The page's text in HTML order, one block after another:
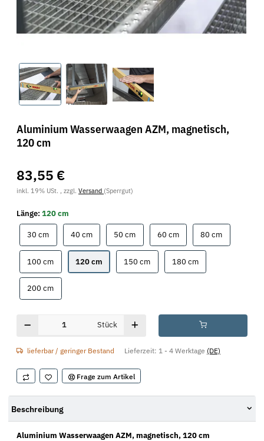
Aluminium Wasserwaagen AZM, magnetisch,
120 cm
83,55 €
inkl. 19% USt. , zzgl. Versand (Sperrgut)
Länge: 120 cm
30 cm30 cm 40 cm40 cm 50 cm50 cm 60 cm60 cm 80 cm80 cm
100 cm100 cm120 cm120 cm150 cm150 cm180 cm180 cm
200 cm200 cm
Stück
lieferbar / geringer Bestand Lieferzeit: 1 - 4 Werktage (DE)
Frage zum Artikel
Beschreibung
Aluminium Wasserwaagen AZM, magnetisch, 120 cm